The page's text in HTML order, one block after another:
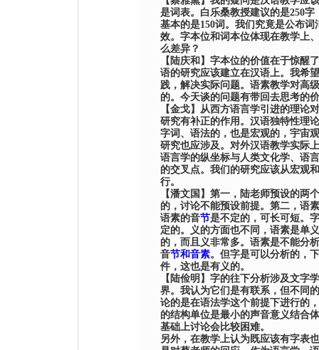
是词表。 白乐桑教授建议的是250字
基本的是150词。我们究竟是公布词
效。字本位和词本位体现在教学上
么差异？
【 陆庆和 】 字本位的价值在于惊醒
语的研究应该建立在汉语上。我希
践，解决实际问题。语素教学对高
的。今天谈的问题有带回去思考的
【金戈】 从西方语言学引进的理论
研究有补正的作用。汉语独特性理
字词、语法的，也是宏观的，宇宙
研究也应涉及。对外汉语教学实际
语言学的纵坐标与人类文化学、语
的交叉点。我们的研究应该从宏观
行。
【潘文国 】 第一， 陆老师预设的两
的，讨论不能预设前提。第二，语
语素的音节是不定的，可长可短。
定的。义的方面也不同，语素是单
的，而且义非常多。语素是不能分
音节和音素。但字是可以分析的，
件，这也是有义的。
【 陆俭明 】 字的往下分析涉及文字
界。我认为它们是有联系，但不同
论的是在语法学这个前提下进行的
的结构单位是最小的声音意义结合
基础上讨论会比较困难。
另外，在教学上认为既应该有字表